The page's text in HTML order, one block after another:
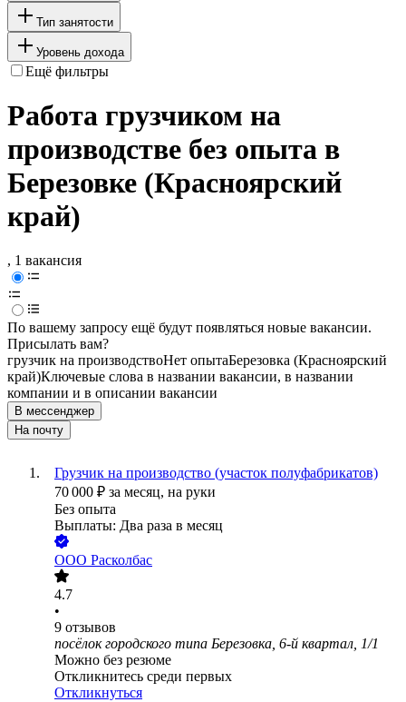
Тип занятости
Уровень дохода
Ещё фильтры
Работа грузчиком на
производстве без опыта в
Березовке (Красноярский
край)
, 1 вакансия
По вашему запросу ещё будут появляться новые вакансии.
Присылать вам?
грузчик на производствоНет опытаБерезовка (Красноярский
край)Ключевые слова в названии вакансии, в названии
компании и в описании вакансии
В мессенджер
На почту
Грузчик на производство (участок полуфабрикатов)
70 000 ₽ за месяц, на руки
Без опыта
Выплаты: Два раза в месяц
ООО Расколбас
4.7
•
9 отзывов
посёлок городского типа Березовка, 6-й квартал, 1/1
Можно без резюме
Откликнитесь среди первых
Откликнуться